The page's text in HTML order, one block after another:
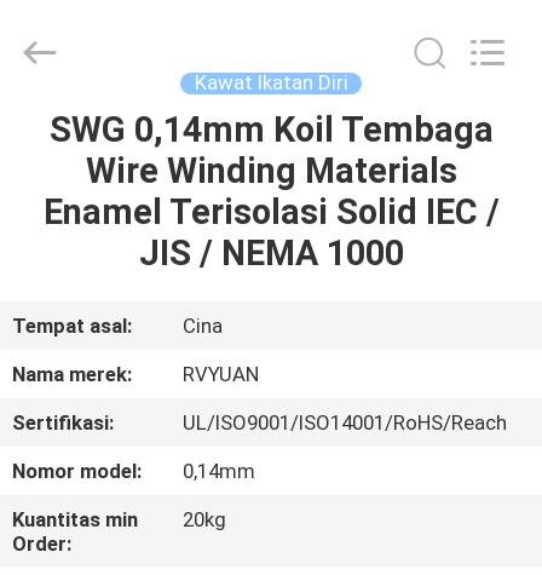
RUMAH
PRODUK
TENTANG
WISATA
PABRIK
Material
Co,.Ltd.
Kawat Ikatan Diri
SWG 0,14mm Koil Tembaga
Wire Winding Materials
Enamel Terisolasi Solid IEC /
JIS / NEMA 1000
Tempat asal:
Cina
Nama merek:
RVYUAN
Sertifikasi:
UL/ISO9001/ISO14001/RoHS/Reach
Nomor model:
0,14mm
Kuantitas min
Order:
20kg